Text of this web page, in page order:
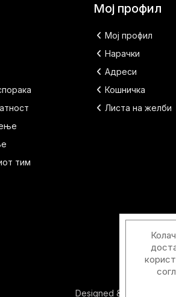
тим
Мој профил
Мој профил
Нарачки
Адреси
Кошничка
Листа на желби
Designed & Developed